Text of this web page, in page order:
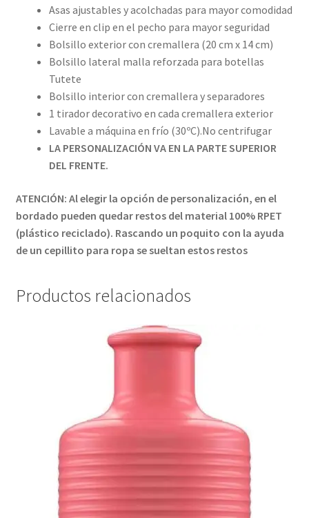
Asas ajustables y acolchadas para mayor comodidad
Cierre en clip en el pecho para mayor seguridad
Bolsillo exterior con cremallera (20 cm x 14 cm)
Bolsillo lateral malla reforzada para botellas
Tutete
Bolsillo interior con cremallera y separadores
1 tirador decorativo en cada cremallera exterior
Lavable a máquina en frío (30ºC).No centrifugar
LA PERSONALIZACIÓN VA EN LA PARTE SUPERIOR
DEL FRENTE.
ATENCIÓN: Al elegir la opción de personalización, en el
bordado pueden quedar restos del material 100% RPET
(plástico reciclado). Rascando un poquito con la ayuda
de un cepillito para ropa se sueltan estos restos
Productos relacionados